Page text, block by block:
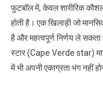
फुटबॉल में, केवल शारीरिक कौशल
होती है। एक खिलाड़ी जो
है और महत्वपूर्ण निर्णय ले
स्टार (Cape Verde star)
में भी अपनी एकाग्रता भंग नहीं